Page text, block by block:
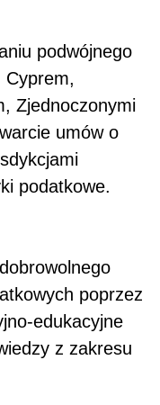
podwójnego
Cyprem,
Zjednoczonymi
umów o
podatkowe.
poprzez
edukacyjne
z zakresu